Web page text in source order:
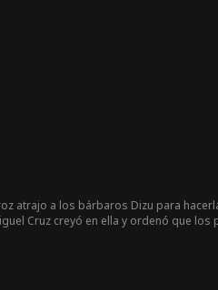
atrajo a los bárbaros Dizu para
Cruz creyó en ella y ordenó que